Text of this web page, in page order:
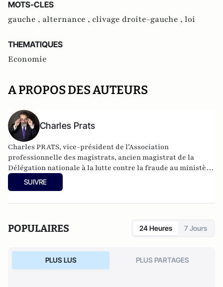
MOTS-CLES
gauche , alternance , clivage droite-gauche , loi
THEMATIQUES
Economie
A PROPOS DES AUTEURS
Charles Prats
Charles PRATS, vice-président de l’Association
professionnelle des magistrats, ancien magistrat de la
Délégation nationale à la lutte contre la fraude au ministère
des finances.
SUIVRE
POPULAIRES 24 Heures 7 Jours
PLUS LUS PLUS PARTAGES